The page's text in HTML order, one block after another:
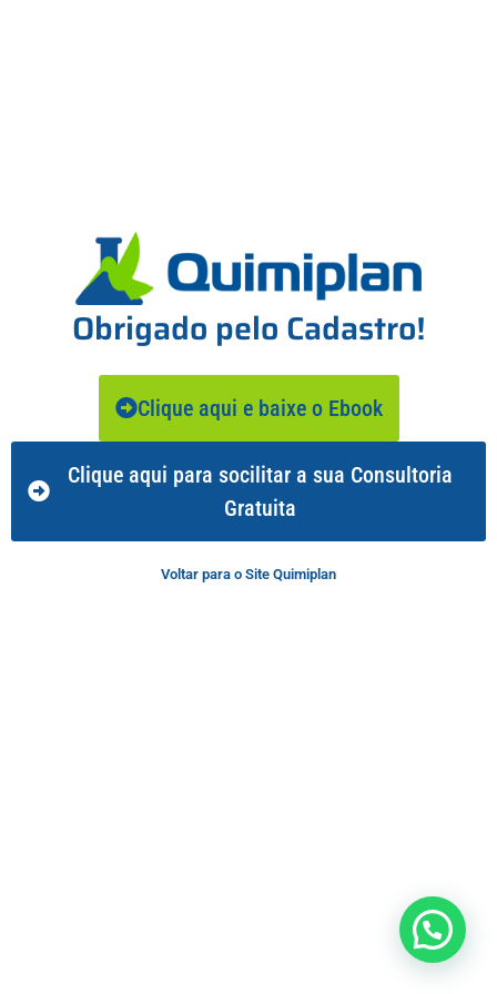
Obrigado pelo Cadastro!
Clique aqui e baixe o Ebook
Clique aqui para socilitar a sua Consultoria
Gratuita
Voltar para o Site Quimiplan